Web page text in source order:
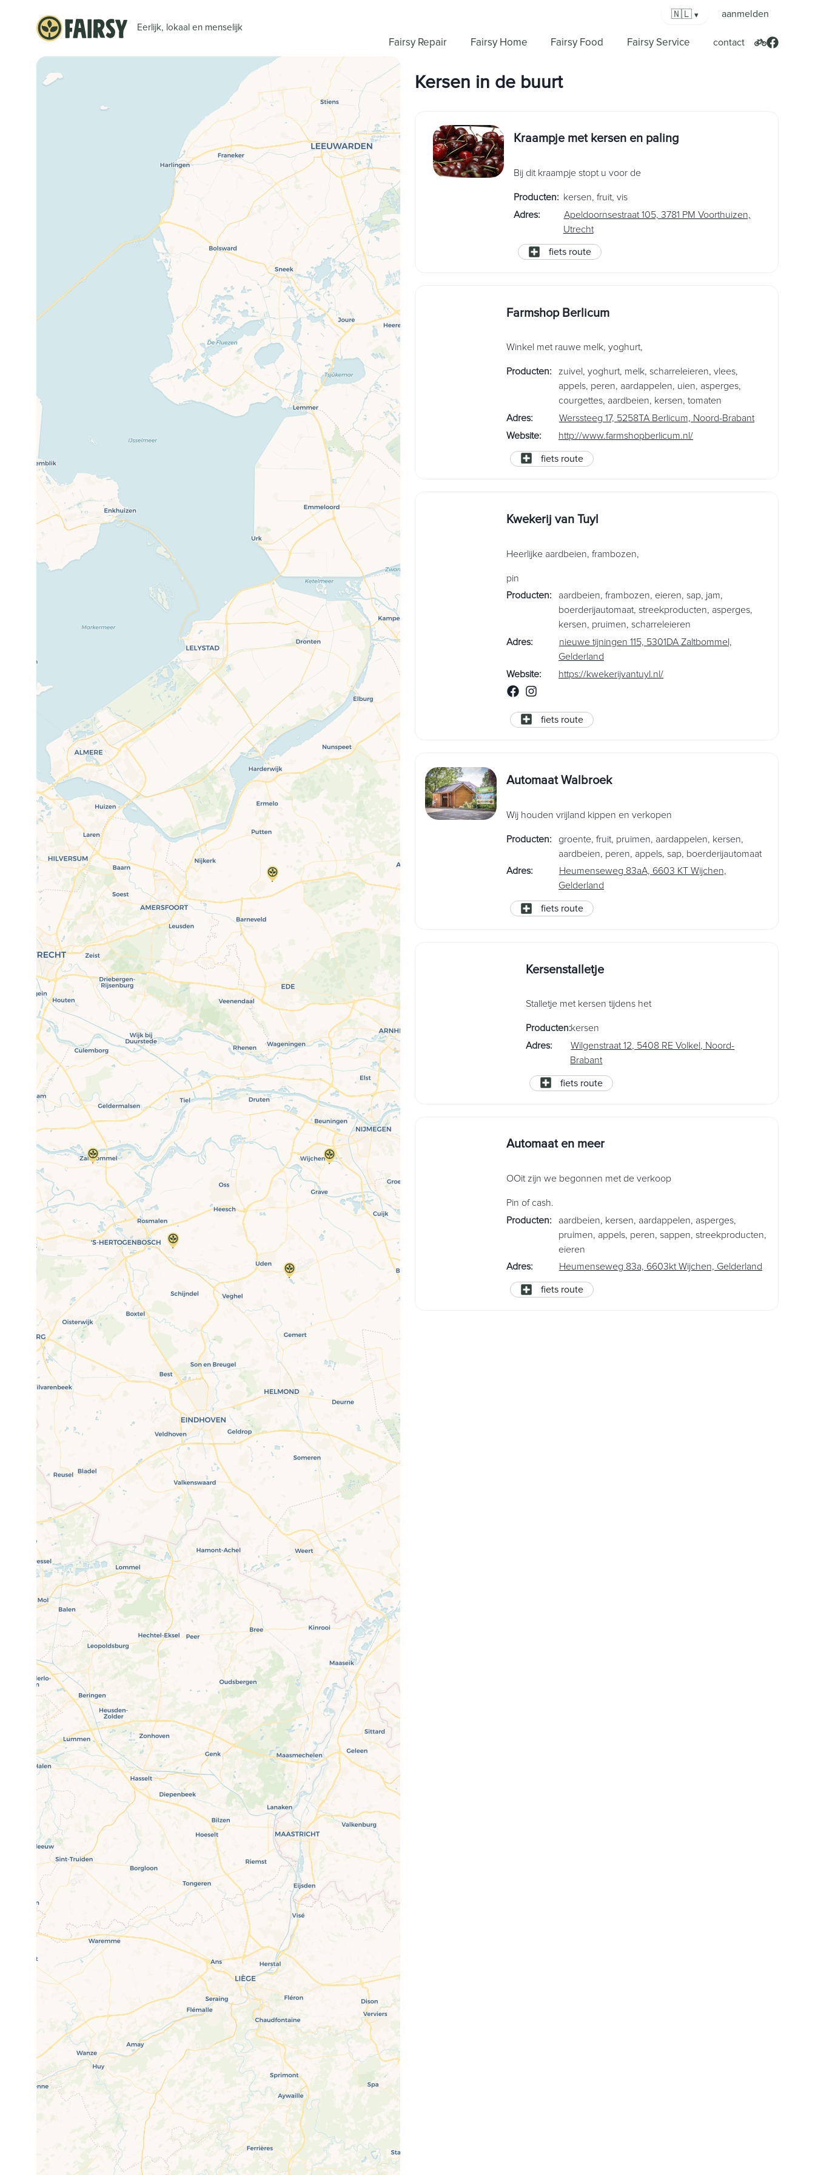
Eerlijk, lokaal en menselijk
🇳🇱 ▾ aanmelden
Fairsy Repair Fairsy Home Fairsy Food Fairsy Service contact
Kersen in de buurt
Kraampje met kersen en paling
Bij dit kraampje stopt u voor de
Producten: kersen, fruit, vis
Adres:
Apeldoornsestraat 105, 3781 PM Voorthuizen,
Utrecht
fiets route
Farmshop Berlicum
Winkel met rauwe melk, yoghurt,
Producten: zuivel , yoghurt, melk, scharreleieren, vlees,
appels, peren, aardappelen, uien, asperges,
courgettes, aardbeien, kersen, tomaten
Adres:
Werssteeg 17, 5258TA Berlicum, Noord-Brabant
Website: http://www.farmshopberlicum.nl/
fiets route
Kwekerij van Tuyl
Heerlijke aardbeien, frambozen,
pin
Producten: aardbeien, frambozen, eieren, sap, jam,
boerderijautomaat, streekproducten, asperges,
kersen, pruimen, scharreleieren
Adres:
nieuwe tijningen 115, 5301DA Zaltbommel,
Gelderland
Website: https://kwekerijvantuyl.nl/
fiets route
Automaat Walbroek
Wij houden vrijland kippen en verkopen
Producten: groente, fruit, pruimen, aardappelen, kersen,
aardbeien, peren, appels, sap, boerderijautomaat
Adres:
Heumenseweg 83aA, 6603 KT Wijchen,
Gelderland
fiets route
Kersenstalletje
Stalletje met kersen tijdens het
Producten:kersen
Adres:
Wilgenstraat 12, 5408 RE Volkel, Noord-
Brabant
fiets route
Automaat en meer
OOit zijn we begonnen met de verkoop
Pin of cash.
Producten: aardbeien, kersen, aardappelen, asperges,
pruimen, appels, peren, sappen, streekproducten,
eieren
Adres: Heumenseweg 83a, 6603kt Wijchen, Gelderland
fiets route